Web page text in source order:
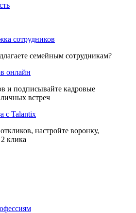
сотрудников
семейным сотрудникам?
онлайн
и подписывайте кадровые
встреч
с Talantix
настройте воронку,
клика